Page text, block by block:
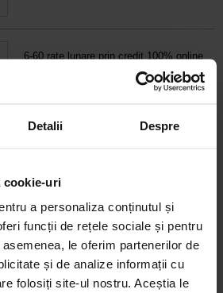
Detalii Despre
cookie-uri
a personaliza conținutul și
funcții de rețele sociale și pentru
le oferim partenerilor de
și de analize informații cu
folosiți site-ul nostru. Aceștia le
6-60 rate lunare prin credit 100% online
CALCULEAZĂ RATA
CARD AVANTAJ
Până la 24 de rate fără dobândă.
Obține un card